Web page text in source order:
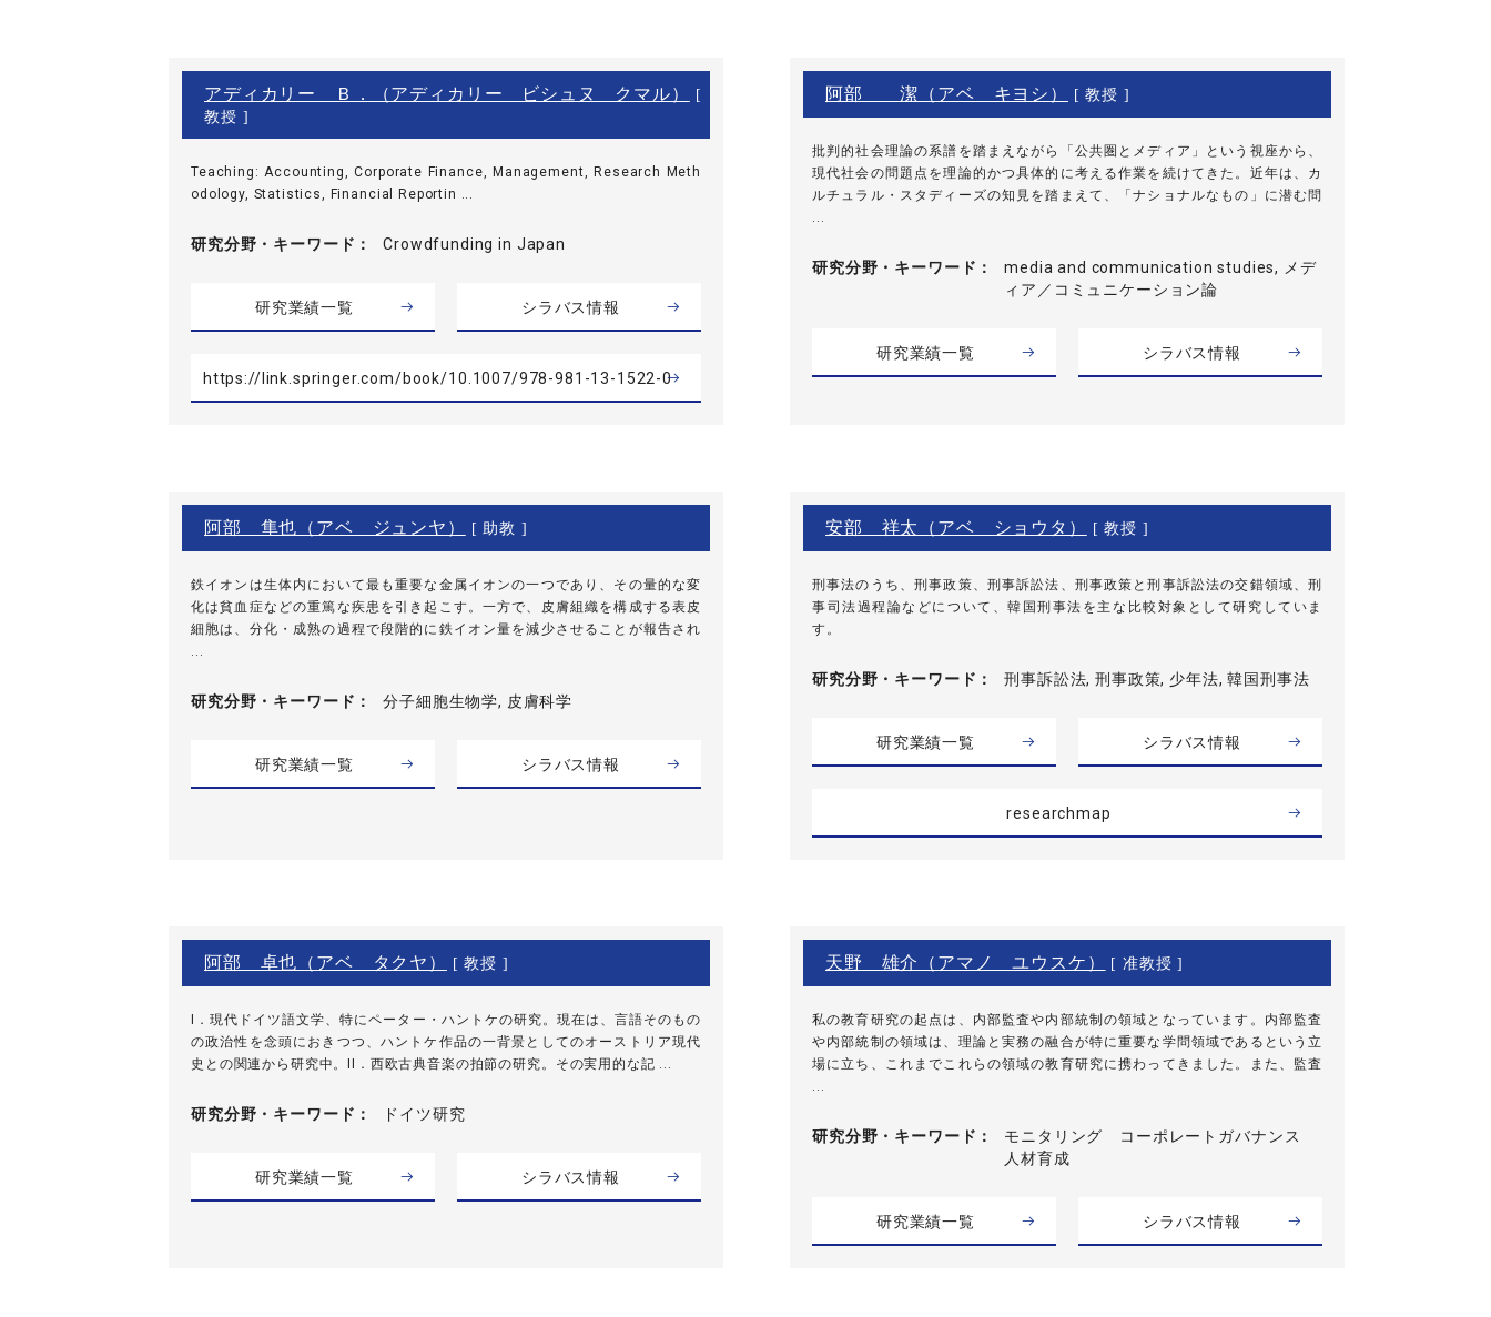
アディカリー Ｂ．（アディカリー ビシュヌ クマル）
[
教授 ]
Teaching: Accounting, Corporate Finance, Management, Research Meth
odology, Statistics, Financial Reportin ...
研究分野・ キーワード Crowdfunding in Japan
研究業績一覧 シラバス情報
https://link.springer.com/book/10.1007/978-981-13-1522-0
阿部 潔（アベ キヨシ） [ 教授 ]
批判的社会理論の系譜を踏まえながら「公共圏とメディア」という視座から、
現代社会の問題点を理論的かつ具体的に考える作業を続けてきた。近年は、カ
ルチュラル・スタディーズの知見を踏まえて、「ナショナルなもの」に潜む問
研究分野・ キーワード
media and communication studies, メデ
ィア／コミュニケーション論
研究業績一覧 シラバス情報
阿部 隼也（アベ ジュンヤ） [ 助教 ]
鉄イオンは生体内において最も重要な金属イオンの一つであり、その量的な変
化は貧血症などの重篤な疾患を引き起こす。一方で、皮膚組織を構成する表皮
細胞は、分化・成熟の過程で段階的に鉄イオン量を減少させることが報告され
研究分野・ キーワード 分子細胞生物学, 皮膚科学
研究業績一覧 シラバス情報
安部 祥太（アベ ショウタ） [ 教授 ]
刑事法のうち、刑事政策、刑事訴訟法、刑事政策と刑事訴訟法の交錯領域、刑
事司法過程論などについて、韓国刑事法を主な比較対象として研究していま
す。
研究分野・ キーワード 刑事訴訟法, 刑事政策, 少年法, 韓国刑事法
研究業績一覧 シラバス情報
researchmap
阿部 卓也（アベ タクヤ） [ 教授 ]
I．現代ドイツ語文学、特にペーター・ハントケの研究。現在は、言語そのもの
の政治性を念頭におきつつ、ハントケ作品の一背景としてのオーストリア現代
史との関連から研究中。II．西欧古典音楽の拍節の研究。その実用的な記 ...
研究分野・ キーワード ドイツ研究
研究業績一覧 シラバス情報
天野 雄介（アマノ ユウスケ） [ 准教授 ]
私の教育研究の起点は、内部監査や内部統制の領域となっています。内部監査
や内部統制の領域は、理論と実務の融合が特に重要な学問領域であるという立
場に立ち、これまでこれらの領域の教育研究に携わってきました。また、監査
研究分野・ キーワード
モニタリング コーポレートガバナンス
人材育成
研究業績一覧 シラバス情報